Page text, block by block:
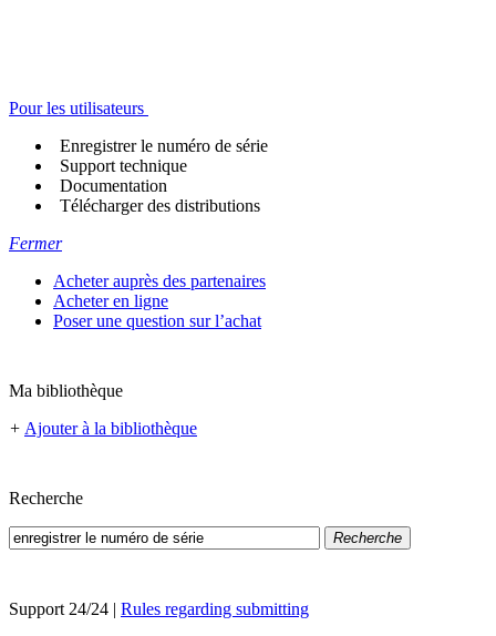
Pour les utilisateurs
Enregistrer le numéro de série
Support technique
Documentation
Télécharger des distributions
Fermer
Acheter auprès des partenaires
Acheter en ligne
Poser une question sur l’achat
Ma bibliothèque
+ Ajouter à la bibliothèque
Recherche
Recherche
Support 24/24 | Rules regarding submitting